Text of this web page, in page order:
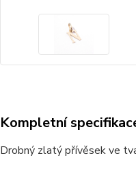
Kompletní
Drobný zlatý přívěsek ve